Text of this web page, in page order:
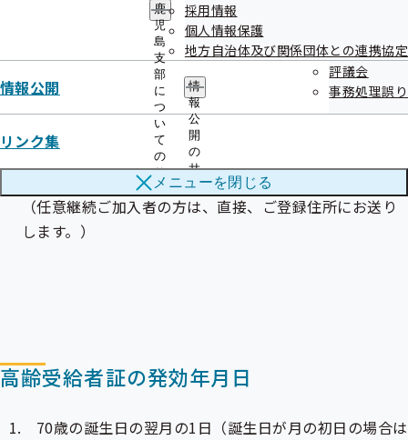
鹿
児
島
支
部
に
つ
い
て
の
サ
ブ
メ
採用情報
個人情報保護
地方自治体及び関係団体との連携協定
情報公開
情
報
公
開
の
サ
ブ
メ
ニ
評議会
事務処理誤り
リンク集
メニューを閉じる
交付要件1 の場合 ：70歳の誕生月の下旬（誕生日が月
の初日の場合は前月の下旬）
交付要件2,3 の場合 ：その都度交付
事業主様を経由して交付します。
（任意継続ご加入者の方は、直接、ご登録住所にお送り
します。）
高齢受給者証の発効年月日
70歳の誕生日の翌月の1日（誕生日が月の初日の場合は